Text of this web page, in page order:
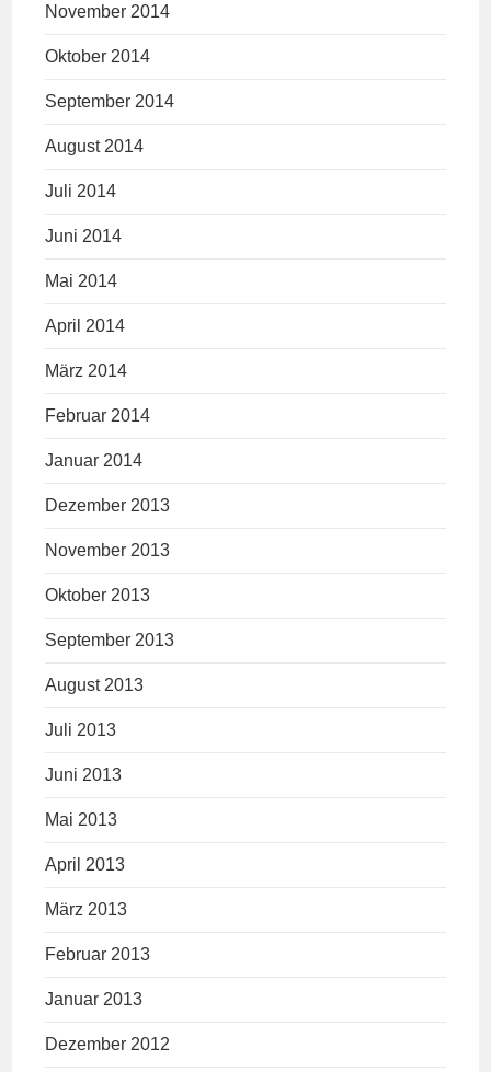
November 2014
Oktober 2014
September 2014
August 2014
Juli 2014
Juni 2014
Mai 2014
April 2014
März 2014
Februar 2014
Januar 2014
Dezember 2013
November 2013
Oktober 2013
September 2013
August 2013
Juli 2013
Juni 2013
Mai 2013
April 2013
März 2013
Februar 2013
Januar 2013
Dezember 2012